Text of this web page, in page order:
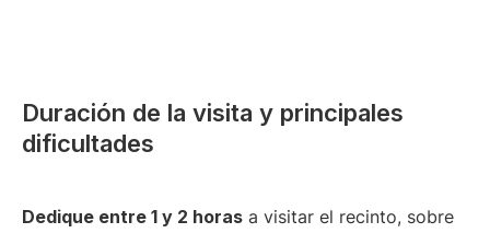
Duración de la visita y principales
dificultades
Dedique entre 1 y 2 horas a visitar el recinto, sobre